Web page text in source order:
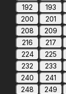
192
193
200
201
208
209
216
217
224
225
232
233
240
241
248
249